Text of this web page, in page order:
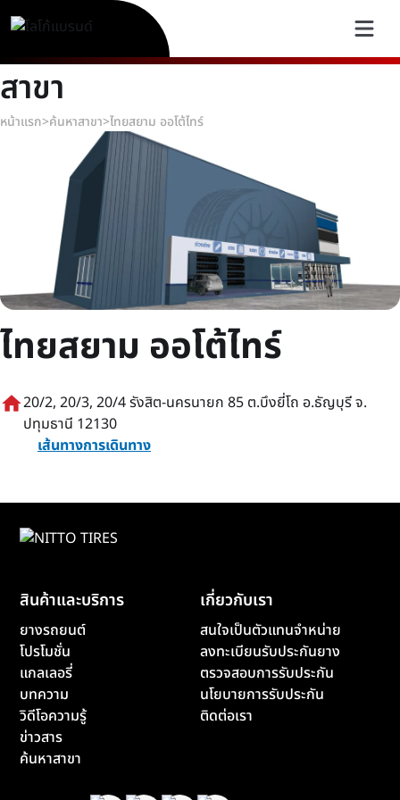
สาขา
หน้าแรก>ค้นหาสาขา>ไทยสยาม ออโต้ไทร์
ไทยสยาม ออโต้ไทร์
home20/2, 20/3, 20/4 รังสิต-นครนายก 85 ต.บึงยี่โถ อ.ธัญบุรี จ.
ปทุมธานี 12130
เส้นทางการเดินทาง
สินค้าและบริการ
ยางรถยนต์
โปรโมชั่น
แกลเลอรี่
บทความ
วิดีโอความรู้
ข่าวสาร
ค้นหาสาขา
เกี่ยวกับเรา
สนใจเป็นตัวแทนจำหน่าย
ลงทะเบียนรับประกันยาง
ตรวจสอบการรับประกัน
นโยบายการรับประกัน
ติดต่อเรา